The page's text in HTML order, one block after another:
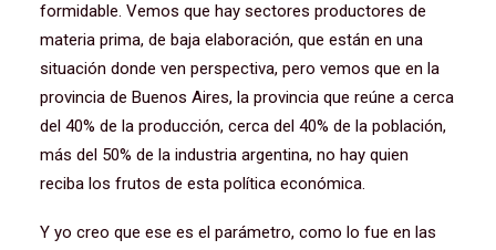
formidable. Vemos que hay sectores productores de
materia prima, de baja elaboración, que están en una
situación donde ven perspectiva, pero vemos que en la
provincia de Buenos Aires, la provincia que reúne a cerca
del 40% de la producción, cerca del 40% de la población,
más del 50% de la industria argentina, no hay quien
reciba los frutos de esta política económica.
Y yo creo que ese es el parámetro, como lo fue en las